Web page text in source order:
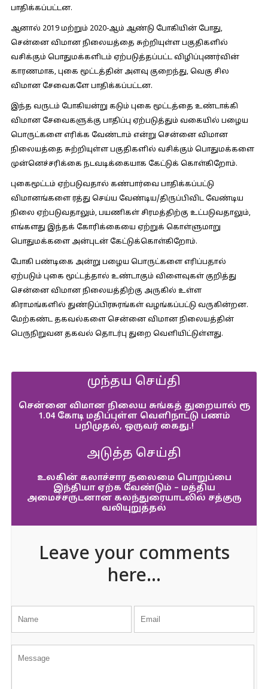
பாதிக்கப்பட்டன.
ஆனால் 2019 மற்றும் 2020-ஆம் ஆண்டு போகியின் போது,
சென்னை விமான நிலையத்தை சுற்றியுள்ள பகுதிகளில்
வசிக்கும் பொதுமக்களிடம் ஏற்படுத்தப்பட்ட விழிப்புணர்வின்
காரணமாக, புகை மூட்டத்தின் அளவு குறைந்து, வெகு சில
விமான சேவைகளே பாதிக்கப்பட்டன.
இந்த வருடம் போகியன்று கடும் புகை மூட்டத்தை உண்டாக்கி
விமான சேவைகளுக்கு பாதிப்பு ஏற்படுத்தும் வகையில் பழைய
பொருட்களை எரிக்க வேண்டாம் என்று சென்னை விமான
நிலையத்தை சுற்றியுள்ள பகுதிகளில் வசிக்கும் பொதுமக்களை
முன்னெச்சரிக்கை நடவடிக்கையாக கேட்டுக் கொள்கிறோம்.
புகைமூட்டம் ஏற்படுவதால் கண்பார்வை பாதிக்கப்பட்டு
விமானங்களை ரத்து செய்ய வேண்டிய/திருப்பிவிட வேண்டிய
நிலை ஏற்படுவதாலும், பயணிகள் சிரமத்திற்கு உட்படுவதாலும்,
எங்களது இந்தக் கோரிக்கையை ஏற்றுக் கொள்ளுமாறு
பொதுமக்களை அன்புடன் கேட்டுக்கொள்கிறோம்.
போகி பண்டிகை அன்று பழைய பொருட்களை எரிப்பதால்
ஏற்படும் புகை மூட்டத்தால் உண்டாகும் விளைவுகள் குறித்து
சென்னை விமான நிலையத்திற்கு அருகில் உள்ள
கிராமங்களில் துண்டுப்பிரசுரங்கள் வழங்கப்பட்டு வருகின்றன.
மேற்கண்ட தகவல்களை சென்னை விமான நிலையத்தின்
பெருநிறுவன தகவல் தொடர்பு துறை வெளியிட்டுள்ளது.
முந்தய செய்தி
சென்னை விமான நிலைய சுங்கத் துறையால் ரூ
1.04 கோடி மதிப்புள்ள வெளிநாட்டு பணம்
பறிமுதல், ஒருவர் கைது.!
அடுத்த செய்தி
உலகின் கலாச்சார தலைமை பொறுப்பை
இந்தியா ஏற்க வேண்டும் – மத்திய
அமைச்சருடனான கலந்துரையாடலில் சத்குரு
வலியுறுத்தல்
Leave your comments
here...